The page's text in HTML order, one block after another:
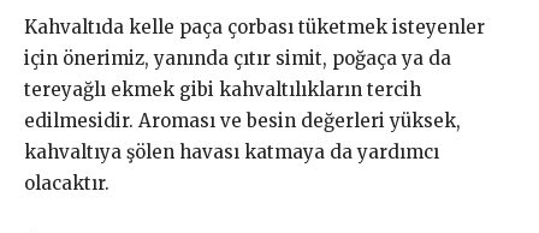
Kahvaltıda kelle paça çorbası tüketmek isteyenler
için önerimiz, yanında çıtır simit, poğaça ya da
tereyağlı ekmek gibi kahvaltılıkların tercih
edilmesidir. Aroması ve besin değerleri yüksek,
kahvaltıya şölen havası katmaya da yardımcı
olacaktır.